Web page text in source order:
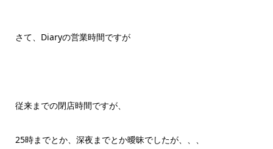
さて、Diaryの営業時間ですが
従来までの閉店時間ですが、
25時までとか、深夜までとか曖昧でしたが、、、